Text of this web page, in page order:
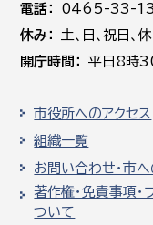
電話
0465-33-
休み
土､日､祝日、
開庁時間
平日8時
市役所へのアクセス
組織一覧
お問い合わせ・市
著作権・免責事項・
ついて